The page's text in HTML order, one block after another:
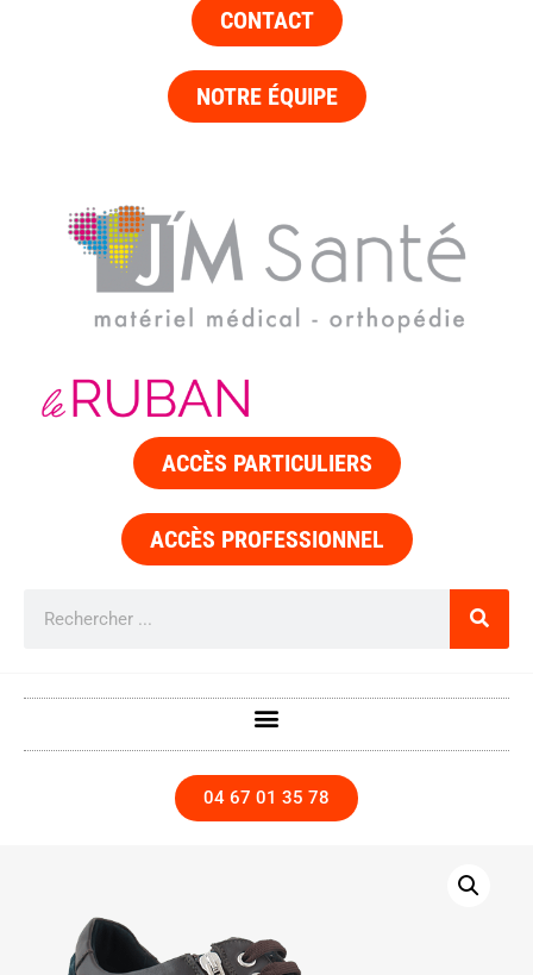
CONTACT
NOTRE ÉQUIPE
ACCÈS PARTICULIERS
ACCÈS PROFESSIONNEL
04 67 01 35 78